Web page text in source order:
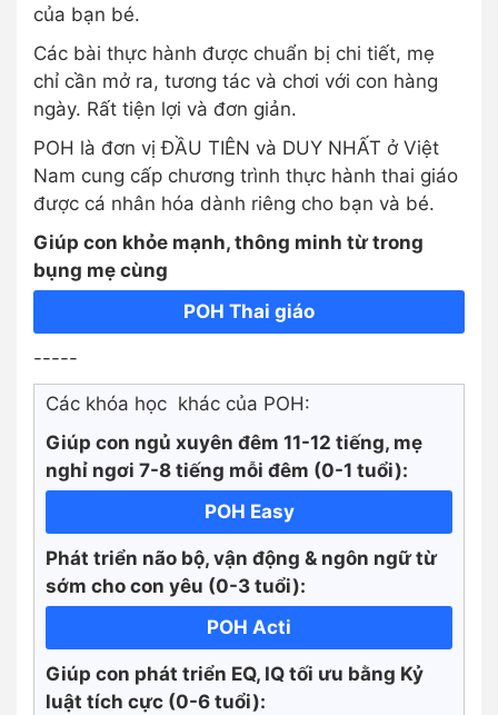
của bạn bé.
Các bài thực hành được chuẩn bị chi tiết, mẹ
chỉ cần mở ra, tương tác và chơi với con hàng
ngày. Rất tiện lợi và đơn giản.
POH là đơn vị ĐẦU TIÊN và DUY NHẤT ở Việt
Nam cung cấp chương trình thực hành thai giáo
được cá nhân hóa dành riêng cho bạn và bé.
Giúp con khỏe mạnh, thông minh từ trong
bụng mẹ cùng
POH Thai giáo
-----
Các khóa học khác của POH:
Giúp con ngủ xuyên đêm 11-12 tiếng, mẹ
nghỉ ngơi 7-8 tiếng mỗi đêm (0-1 tuổi):
POH Easy
Phát triển não bộ, vận động & ngôn ngữ từ
sớm cho con yêu (0-3 tuổi):
POH Acti
Giúp con phát triển EQ, IQ tối ưu bằng Kỷ
luật tích cực (0-6 tuổi):